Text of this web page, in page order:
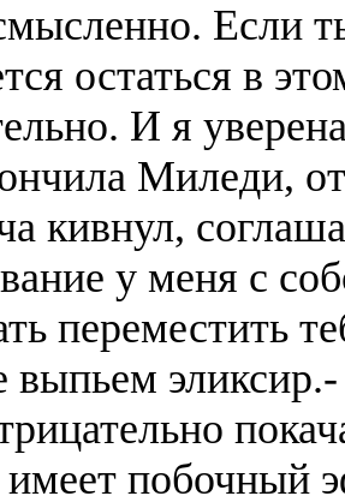
Если
остаться в
И я
Миледи,
кивнул,
у меня с
переместить
побочный